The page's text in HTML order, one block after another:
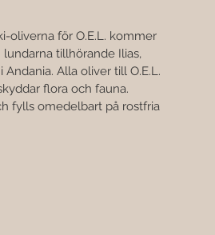
tillhörande Ilias,
Alla oliver till O.E.L.
flora och fauna.
fylls omedelbart på rostfria